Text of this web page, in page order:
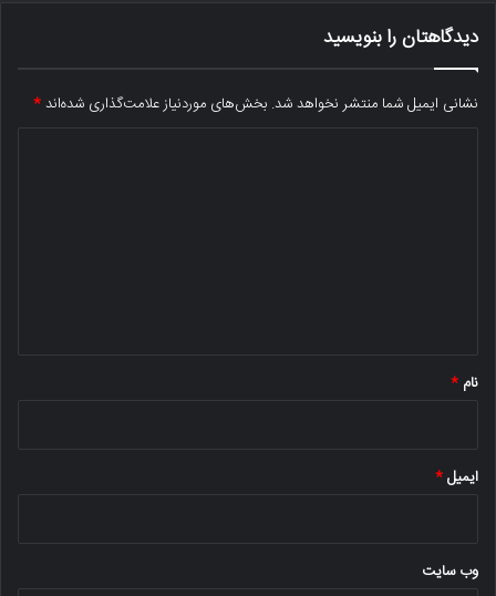
دیدگاهتان را بنویسید
نشانی ایمیل شما منتشر نخواهد شد. بخش‌های موردنیاز علامت‌گذاری شده‌اند*
نام *
ایمیل*
وب‌ سایت